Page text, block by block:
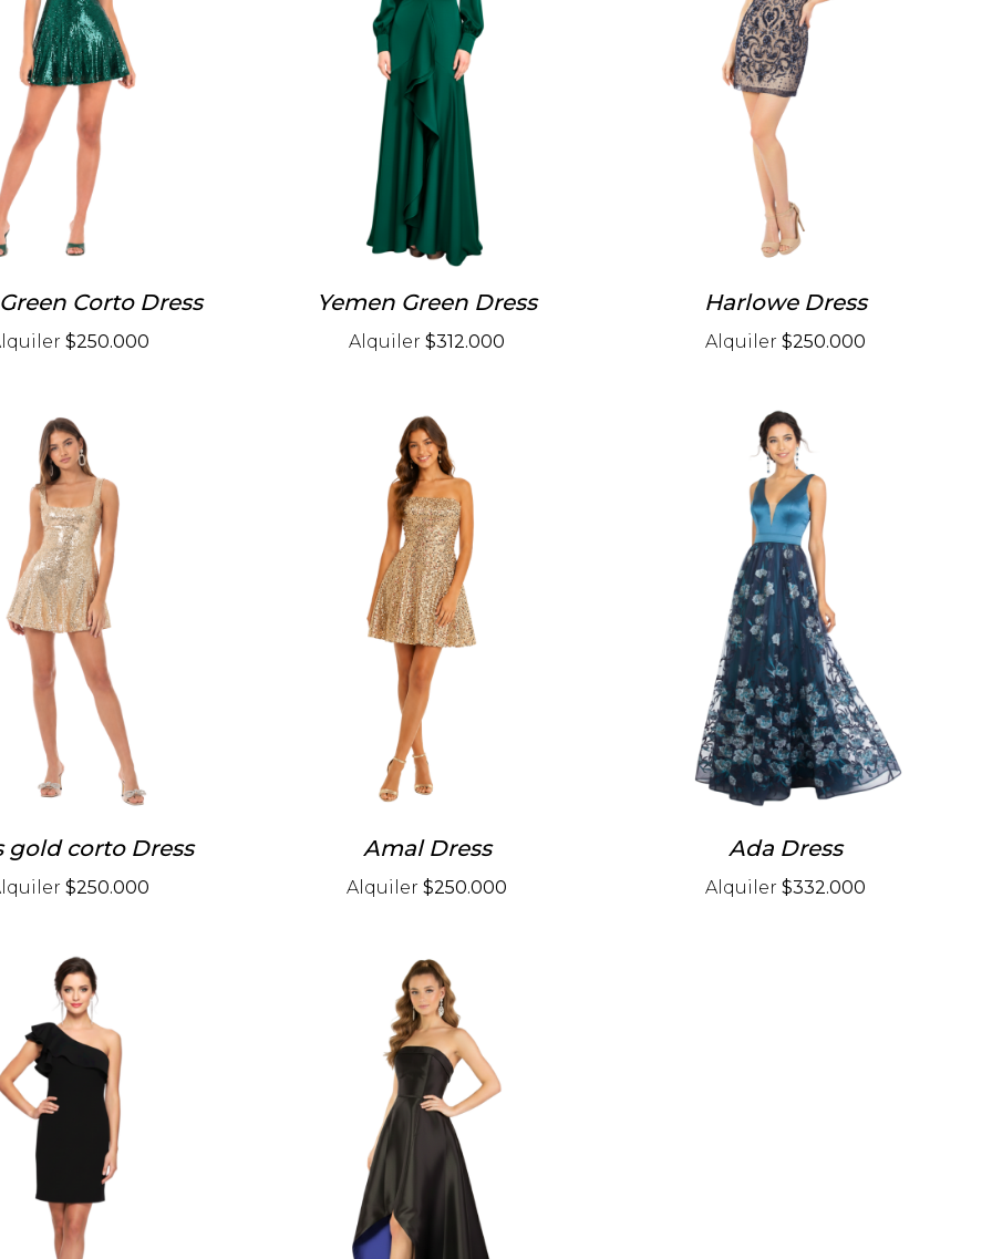
Corto Dress
$250.000
Yemen Green Dress
Alquiler$312.000
Harlowe Dress
Alquiler $250.000
gold corto Dress
$250.000
Amal Dress
Alquiler$250.000
Ada Dress
Alquiler $332.000